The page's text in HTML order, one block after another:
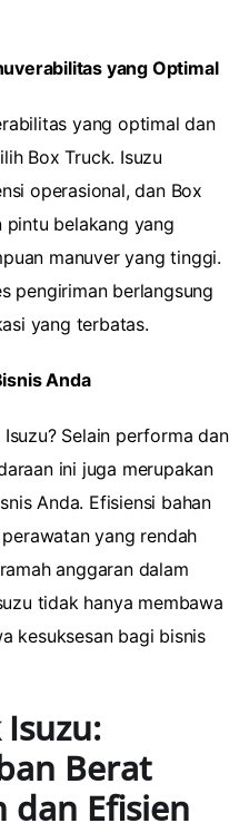
yang Optimal
yang optimal dan
Box Truck. Isuzu
operasional, dan Box
pintu belakang yang
manuver yang tinggi.
pengiriman berlangsung
yang terbatas.
Anda
Selain performa dan
ini juga merupakan
Anda. Efisiensi bahan
yang rendah
anggaran dalam
tidak hanya membawa
kesuksesan bagi bisnis
Berat
dan Efisien